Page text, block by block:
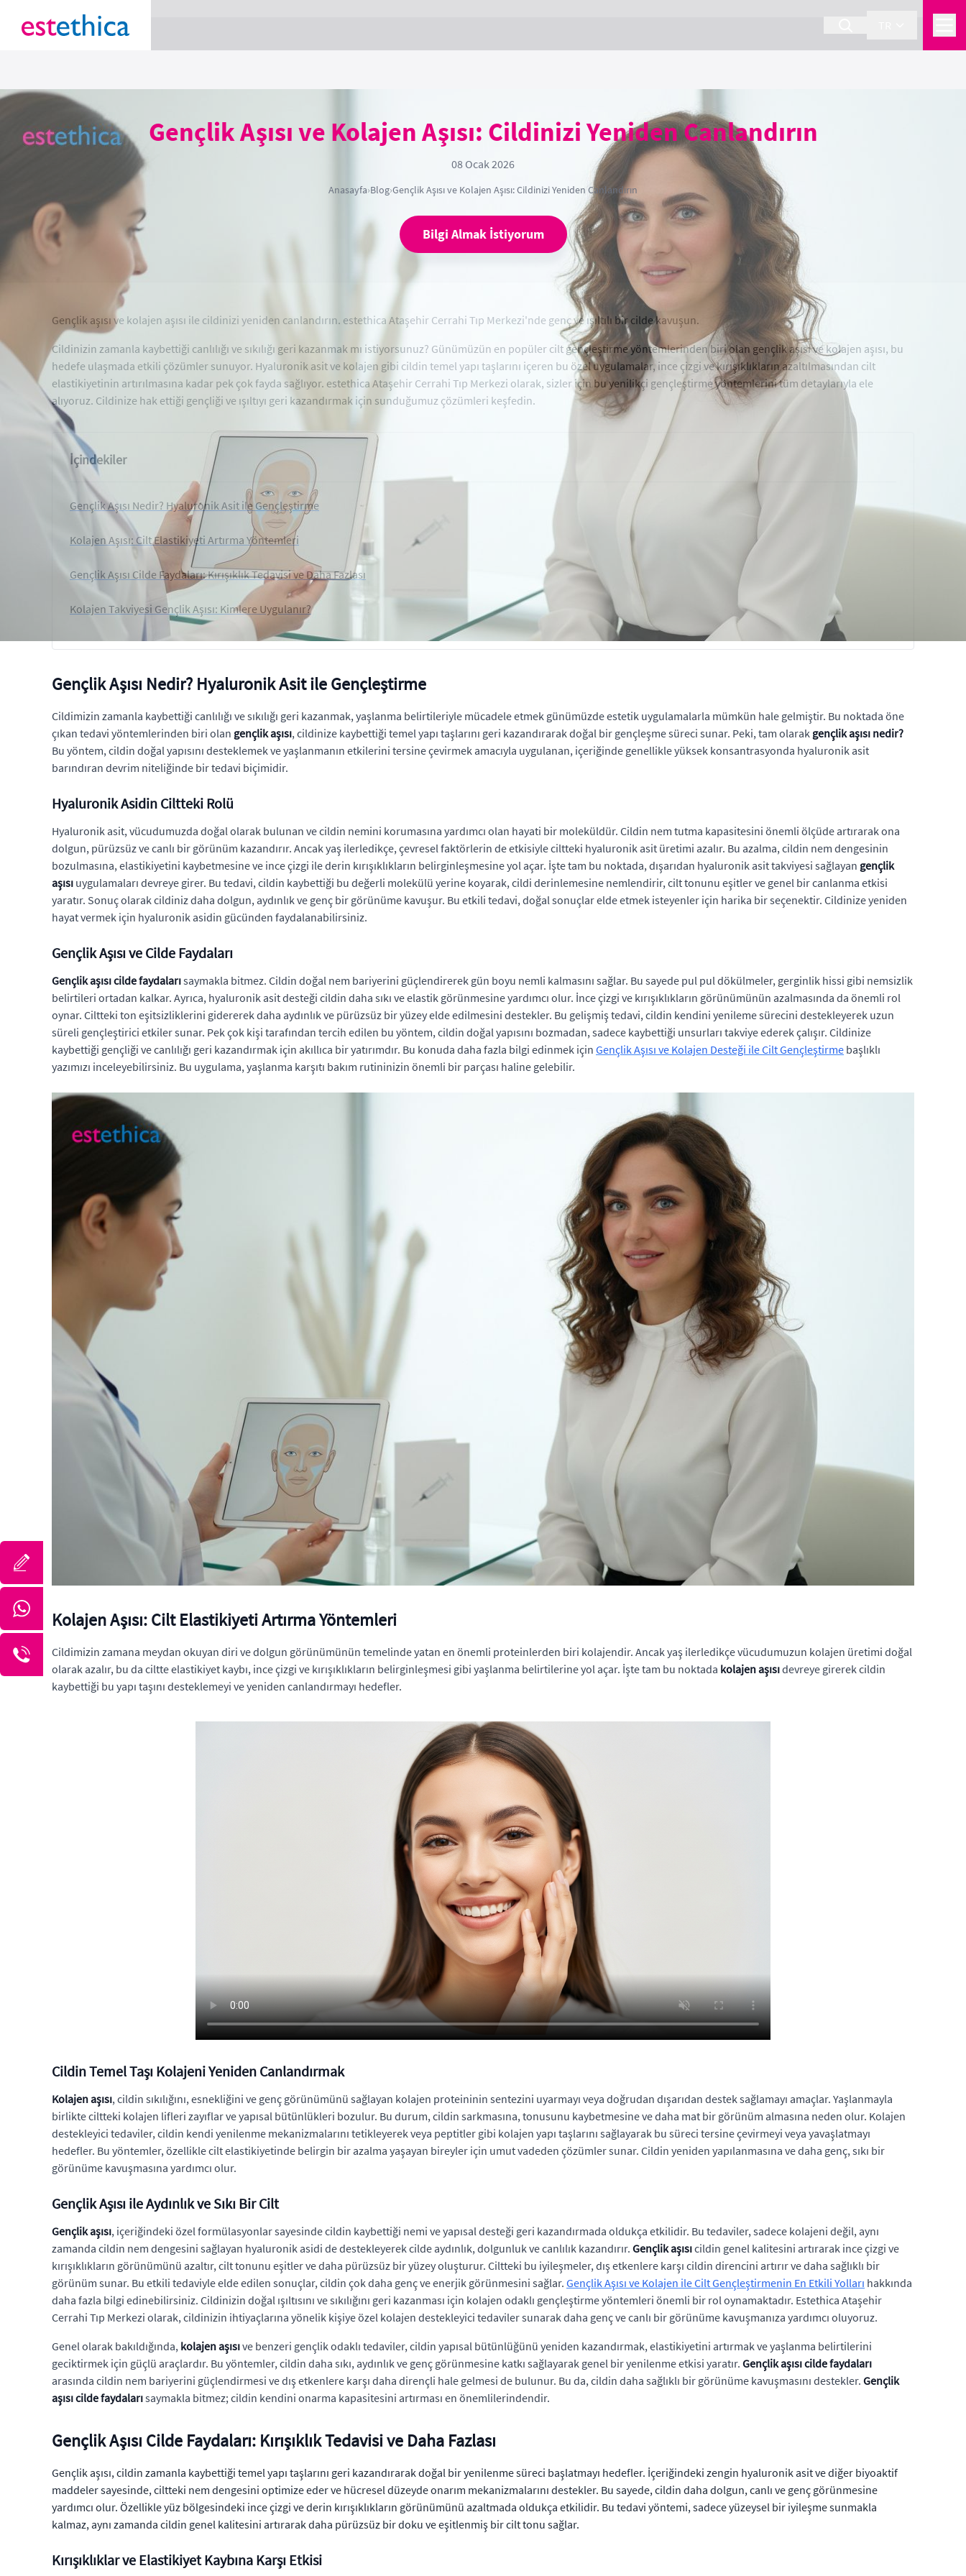
Gençlik Aşısı ve Kolajen Aşısı: Cildinizi Yeniden Canlandırın
08 Ocak 2026
Anasayfa›Blog›Gençlik Aşısı ve Kolajen Aşısı: Cildinizi Yeniden Canlandırın
Bilgi Almak İstiyorum
Gençlik aşısı ve kolajen aşısı ile cildinizi yeniden canlandırın. estethica Ataşehir Cerrahi Tıp Merkezi'nde genç ve ışıltılı bir cilde kavuşun.
Cildinizin zamanla kaybettiği canlılığı ve sıkılığı geri kazanmak mı istiyorsunuz? Günümüzün en popüler cilt gençleştirme yöntemlerinden biri olan gençlik aşısı ve kolajen aşısı, bu
hedefe ulaşmada etkili çözümler sunuyor. Hyaluronik asit ve kolajen gibi cildin temel yapı taşlarını içeren bu özel uygulamalar, ince çizgi ve kırışıklıkların azaltılmasından cilt
elastikiyetinin artırılmasına kadar pek çok fayda sağlıyor. estethica Ataşehir Cerrahi Tıp Merkezi olarak, sizler için bu yenilikçi gençleştirme yöntemlerini tüm detaylarıyla ele
alıyoruz. Cildinize hak ettiği gençliği ve ışıltıyı geri kazandırmak için sunduğumuz çözümleri keşfedin.
İçindekiler
Gençlik Aşısı Nedir? Hyaluronik Asit ile Gençleştirme
Kolajen Aşısı: Cilt Elastikiyeti Artırma Yöntemleri
Gençlik Aşısı Cilde Faydaları: Kırışıklık Tedavisi ve Daha Fazlası
Kolajen Takviyesi Gençlik Aşısı: Kimlere Uygulanır?
Gençlik Aşısı Nedir? Hyaluronik Asit ile Gençleştirme
Cildimizin zamanla kaybettiği canlılığı ve sıkılığı geri kazanmak, yaşlanma belirtileriyle mücadele etmek günümüzde estetik uygulamalarla mümkün hale gelmiştir. Bu noktada öne
çıkan tedavi yöntemlerinden biri olan gençlik aşısı, cildinize kaybettiği temel yapı taşlarını geri kazandırarak doğal bir gençleşme süreci sunar. Peki, tam olarak gençlik aşısı nedir?
Bu yöntem, cildin doğal yapısını desteklemek ve yaşlanmanın etkilerini tersine çevirmek amacıyla uygulanan, içeriğinde genellikle yüksek konsantrasyonda hyaluronik asit
barındıran devrim niteliğinde bir tedavi biçimidir.
Hyaluronik Asidin Ciltteki Rolü
Hyaluronik asit, vücudumuzda doğal olarak bulunan ve cildin nemini korumasına yardımcı olan hayati bir moleküldür. Cildin nem tutma kapasitesini önemli ölçüde artırarak ona
dolgun, pürüzsüz ve canlı bir görünüm kazandırır. Ancak yaş ilerledikçe, çevresel faktörlerin de etkisiyle ciltteki hyaluronik asit üretimi azalır. Bu azalma, cildin nem dengesinin
bozulmasına, elastikiyetini kaybetmesine ve ince çizgi ile derin kırışıklıkların belirginleşmesine yol açar. İşte tam bu noktada, dışarıdan hyaluronik asit takviyesi sağlayan gençlik
aşısı uygulamaları devreye girer. Bu tedavi, cildin kaybettiği bu değerli molekülü yerine koyarak, cildi derinlemesine nemlendirir, cilt tonunu eşitler ve genel bir canlanma etkisi
yaratır. Sonuç olarak cildiniz daha dolgun, aydınlık ve genç bir görünüme kavuşur. Bu etkili tedavi, doğal sonuçlar elde etmek isteyenler için harika bir seçenektir. Cildinize yeniden
hayat vermek için hyaluronik asidin gücünden faydalanabilirsiniz.
Gençlik Aşısı ve Cilde Faydaları
Gençlik aşısı cilde faydalarısaymakla bitmez. Cildin doğal nem bariyerini güçlendirerek gün boyu nemli kalmasını sağlar. Bu sayede pul pul dökülmeler, gerginlik hissi gibi nemsizlik
belirtileri ortadan kalkar. Ayrıca, hyaluronik asit desteği cildin daha sıkı ve elastik görünmesine yardımcı olur. İnce çizgi ve kırışıklıkların görünümünün azalmasında da önemli rol
oynar. Ciltteki ton eşitsizliklerini gidererek daha aydınlık ve pürüzsüz bir yüzey elde edilmesini destekler. Bu gelişmiş tedavi, cildin kendini yenileme sürecini destekleyerek uzun
süreli gençleştirici etkiler sunar. Pek çok kişi tarafından tercih edilen bu yöntem, cildin doğal yapısını bozmadan, sadece kaybettiği unsurları takviye ederek çalışır. Cildinize
kaybettiği gençliği ve canlılığı geri kazandırmak için akıllıca bir yatırımdır. Bu konuda daha fazla bilgi edinmek için Gençlik Aşısı ve Kolajen Desteği ile Cilt Gençleştirme başlıklı
yazımızı inceleyebilirsiniz. Bu uygulama, yaşlanma karşıtı bakım rutininizin önemli bir parçası haline gelebilir.
Kolajen Aşısı: Cilt Elastikiyeti Artırma Yöntemleri
Cildimizin zamana meydan okuyan diri ve dolgun görünümünün temelinde yatan en önemli proteinlerden biri kolajendir. Ancak yaş ilerledikçe vücudumuzun kolajen üretimi doğal
olarak azalır, bu da ciltte elastikiyet kaybı, ince çizgi ve kırışıklıkların belirginleşmesi gibi yaşlanma belirtilerine yol açar. İşte tam bu noktada kolajen aşısıdevreye girerek cildin
kaybettiği bu yapı taşını desteklemeyi ve yeniden canlandırmayı hedefler.
Cildin Temel Taşı Kolajeni Yeniden Canlandırmak
Kolajen aşısı, cildin sıkılığını, esnekliğini ve genç görünümünü sağlayan kolajen proteininin sentezini uyarmayı veya doğrudan dışarıdan destek sağlamayı amaçlar. Yaşlanmayla
birlikte ciltteki kolajen lifleri zayıflar ve yapısal bütünlükleri bozulur. Bu durum, cildin sarkmasına, tonusunu kaybetmesine ve daha mat bir görünüm almasına neden olur. Kolajen
destekleyici tedaviler, cildin kendi yenilenme mekanizmalarını tetikleyerek veya peptitler gibi kolajen yapı taşlarını sağlayarak bu süreci tersine çevirmeyi veya yavaşlatmayı
hedefler. Bu yöntemler, özellikle cilt elastikiyetinde belirgin bir azalma yaşayan bireyler için umut vadeden çözümler sunar. Cildin yeniden yapılanmasına ve daha genç, sıkı bir
görünüme kavuşmasına yardımcı olur.
Gençlik Aşısı ile Aydınlık ve Sıkı Bir Cilt
Gençlik aşısı, içeriğindeki özel formülasyonlar sayesinde cildin kaybettiği nemi ve yapısal desteği geri kazandırmada oldukça etkilidir. Bu tedaviler, sadece kolajeni değil, aynı
zamanda cildin nem dengesini sağlayan hyaluronik asidi de destekleyerek cilde aydınlık, dolgunluk ve canlılık kazandırır. Gençlik aşısıcildin genel kalitesini artırarak ince çizgi ve
kırışıklıkların görünümünü azaltır, cilt tonunu eşitler ve daha pürüzsüz bir yüzey oluşturur. Ciltteki bu iyileşmeler, dış etkenlere karşı cildin direncini artırır ve daha sağlıklı bir
görünüm sunar. Bu etkili tedaviyle elde edilen sonuçlar, cildin çok daha genç ve enerjik görünmesini sağlar. Gençlik Aşısı ve Kolajen ile Cilt Gençleştirmenin En Etkili Yolları hakkında
daha fazla bilgi edinebilirsiniz. Cildinizin doğal ışıltısını ve sıkılığını geri kazanması için kolajen odaklı gençleştirme yöntemleri önemli bir rol oynamaktadır. Estethica Ataşehir
Cerrahi Tıp Merkezi olarak, cildinizin ihtiyaçlarına yönelik kişiye özel kolajen destekleyici tedaviler sunarak daha genç ve canlı bir görünüme kavuşmanıza yardımcı oluyoruz.
Genel olarak bakıldığında, kolajen aşısıve benzeri gençlik odaklı tedaviler, cildin yapısal bütünlüğünü yeniden kazandırmak, elastikiyetini artırmak ve yaşlanma belirtilerini
geciktirmek için güçlü araçlardır. Bu yöntemler, cildin daha sıkı, aydınlık ve genç görünmesine katkı sağlayarak genel bir yenilenme etkisi yaratır. Gençlik aşısı cilde faydaları
arasında cildin nem bariyerini güçlendirmesi ve dış etkenlere karşı daha dirençli hale gelmesi de bulunur. Bu da, cildin daha sağlıklı bir görünüme kavuşmasını destekler. Gençlik
aşısı cilde faydalarısaymakla bitmez; cildin kendini onarma kapasitesini artırması en önemlilerindendir.
Gençlik Aşısı Cilde Faydaları: Kırışıklık Tedavisi ve Daha Fazlası
Gençlik aşısı, cildin zamanla kaybettiği temel yapı taşlarını geri kazandırarak doğal bir yenilenme süreci başlatmayı hedefler. İçeriğindeki zengin hyaluronik asit ve diğer biyoaktif
maddeler sayesinde, ciltteki nem dengesini optimize eder ve hücresel düzeyde onarım mekanizmalarını destekler. Bu sayede, cildin daha dolgun, canlı ve genç görünmesine
yardımcı olur. Özellikle yüz bölgesindeki ince çizgi ve derin kırışıklıkların görünümünü azaltmada oldukça etkilidir. Bu tedavi yöntemi, sadece yüzeysel bir iyileşme sunmakla
kalmaz, aynı zamanda cildin genel kalitesini artırarak daha pürüzsüz bir doku ve eşitlenmiş bir cilt tonu sağlar.
Kırışıklıklar ve Elastikiyet Kaybına Karşı Etkisi